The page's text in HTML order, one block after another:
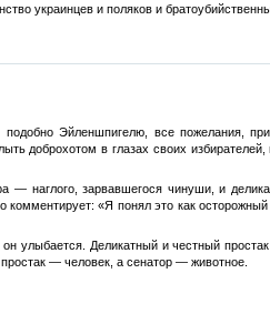
украинцев и поляков и
Эйленшпигелю, все пожелания,
доброхотом в глазах своих
— наглого, зарвавшегося чинуши, и
«Я понял это как
улыбается. Деликатный и честный
— человек, а сенатор — животное.